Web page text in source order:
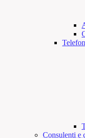
Consulenti e